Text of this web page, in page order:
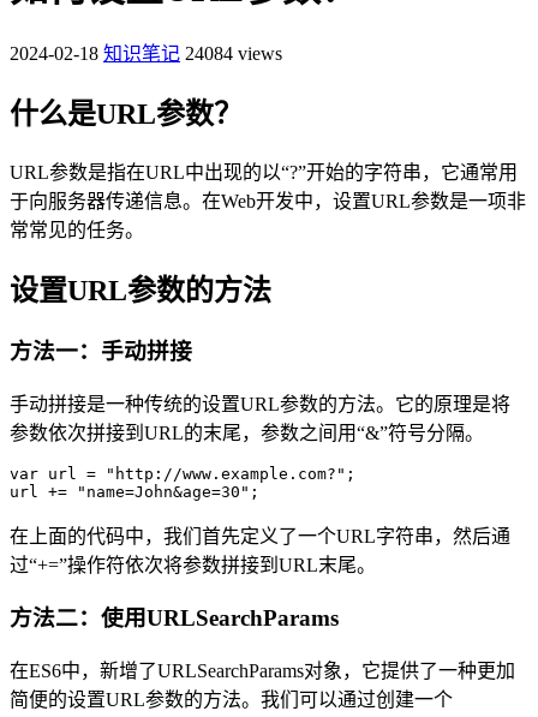
2024-02-18 知识笔记 24084 views
什么是URL参数？
URL参数是指在URL中出现的以“?”开始的字符串，它通常用
于向服务器传递信息。在Web开发中，设置URL参数是一项非
常常见的任务。
设置URL参数的方法
方法一：手动拼接
手动拼接是一种传统的设置URL参数的方法。它的原理是将
参数依次拼接到URL的末尾，参数之间用“&”符号分隔。
var url = "http://www.example.com?";
在上面的代码中，我们首先定义了一个URL字符串，然后通
过“+=”操作符依次将参数拼接到URL末尾。
方法二：使用URLSearchParams
在ES6中，新增了URLSearchParams对象，它提供了一种更加
简便的设置URL参数的方法。我们可以通过创建一个